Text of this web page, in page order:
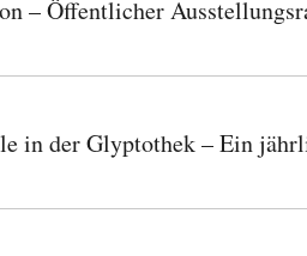
– Öffentlicher
in der Glyptothek – Ein